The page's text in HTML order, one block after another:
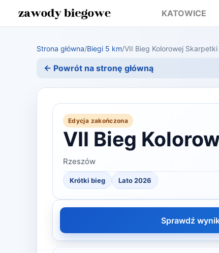
KATOWICE
Strona główna/Biegi 5 km/VII Bieg Kolorowej
← Powrót na stronę główną
Edycja zakończona
VII Bieg
Rzeszów
Krótki bieg Lato 2026
Sprawdź